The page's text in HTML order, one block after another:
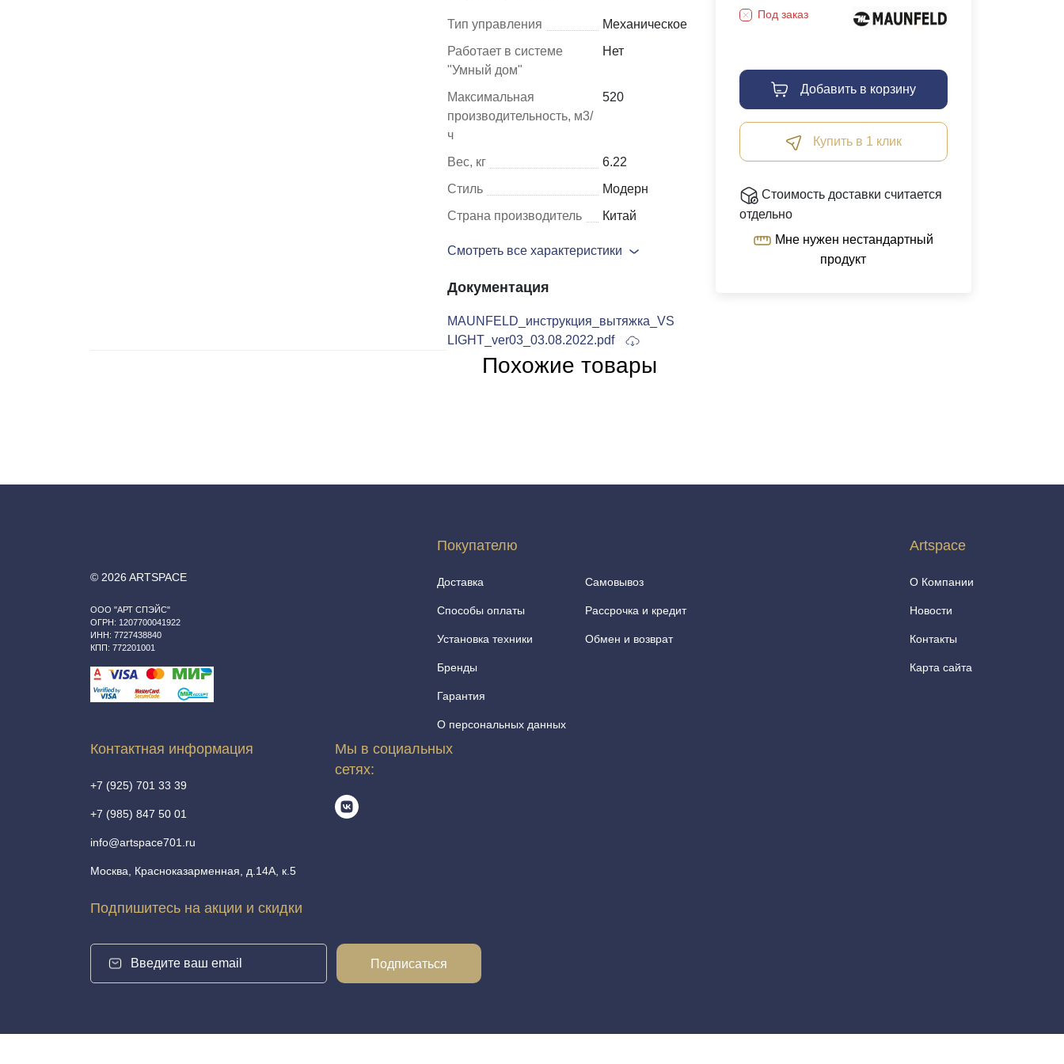
Шкафы и
стеллажи
Витрины
Шкафы
Мебель для
Тип управления
Механическое
Работает в системе
"Умный дом"
Нет
Максимальная
производительность, м3/
ч
520
Вес, кг
6.22
Стиль
Модерн
Страна производитель
Китай
Смотреть все характеристики
Документация
MAUNFELD_инструкция_вытяжка_VS
LIGHT_ver03_03.08.2022.pdf
Под заказ
Добавить в корзину
Купить в 1 клик
Стоимость доставки считается
отдельно
продукт
Похожие товары
© 2026 ARTSPACE
ООО "АРТ СПЭЙС"
ОГРН: 1207700041922
ИНН: 7727438840
КПП: 772201001
Покупателю
Доставка
Способы оплаты
Установка техники
Бренды
Гарантия
О персональных данных
Самовывоз
Рассрочка и кредит
Обмен и возврат
Artspace
О Компании
Новости
Контакты
Карта сайта
Контактная информация
+7 (925) 701 33 39
+7 (985) 847 50 01
info@artspace701.ru
Москва, Красноказарменная, д.14А, к.5
Мы в социальных
сетях:
Подпишитесь на акции и скидки
Подписаться